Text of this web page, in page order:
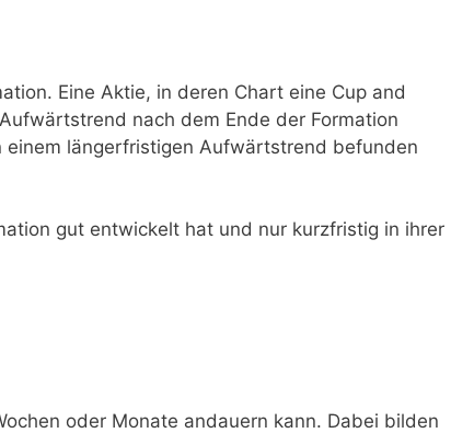
Eine Aktie, in deren Chart eine Cup and
nach dem Ende der Formation
längerfristigen Aufwärtstrend befunden
gut entwickelt hat und nur kurzfristig in ihrer
oder Monate andauern kann. Dabei bilden